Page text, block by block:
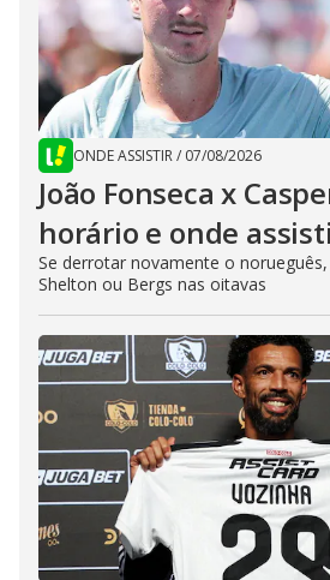
ONDE ASSISTIR/ 07/08/2026
João Fonseca x
horário e onde
Se derrotar novamente o
Shelton ou Bergs nas oitavas